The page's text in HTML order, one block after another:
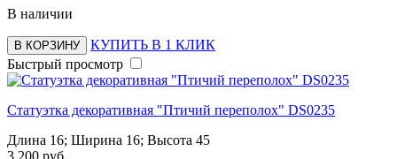
В наличии
В КОРЗИНУ
КУПИТЬ В 1 КЛИК
Быстрый просмотр
Статуэтка декоративная "Птичий переполох" DS0235
Длина 16; Ширина 16; Высота 45
3 200 руб.